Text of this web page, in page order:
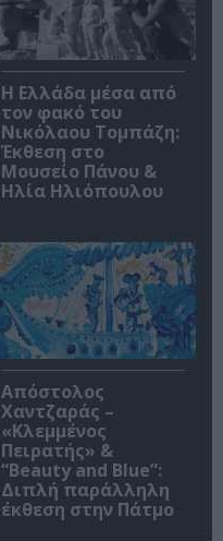
Η Ελλάδα μέσα από
τον φακό του
Νικόλαου Τομπάζη:
Έκθεση στο
Μουσείο Πάνου &
Ηλία Ηλιόπουλου
Απόστολος
Χαντζαράς –
«Κλεμμένος
Πειρατής» &
“Beauty and Blue”:
Διπλή παράλληλη
έκθεση στην Πάτμο